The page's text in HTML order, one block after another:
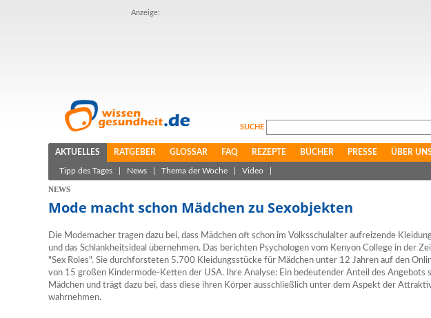
Anzeige:
SUCHE
AKTUELLES RATGEBER GLOSSAR FAQ REZEPTE BÜCHER PRESSE ÜBER UNS
Tipp des Tages News Thema der Woche Video
NEWS
Mode macht schon Mädchen zu Sexobjekten
Die Modemacher tragen dazu bei, dass Mädchen oft schon im Volksschulalter aufreizende
und das Schlankheitsideal übernehmen. Das berichten Psychologen vom Kenyon College in der
"Sex Roles". Sie durchforsteten 5.700 Kleidungsstücke für Mädchen unter 12 Jahren auf den
von 15 großen Kindermode-Ketten der USA. Ihre Analyse: Ein bedeutender Anteil des Angebots
Mädchen und trägt dazu bei, dass diese ihren Körper ausschließlich unter dem Aspekt der
wahrnehmen.